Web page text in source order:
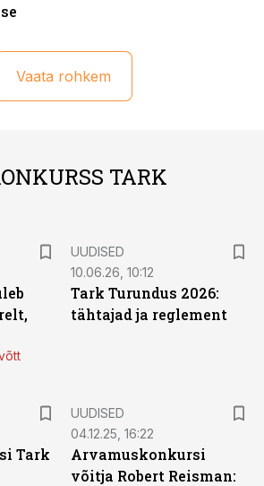
Vaata rohkem
TARK
UUDISED
10.06.26, 10:12
Tark Turundus 2026:
tähtajad ja reglement
Tark
UUDISED
04.12.25, 16:22
Arvamuskonkursi
võitja Robert Reisman: